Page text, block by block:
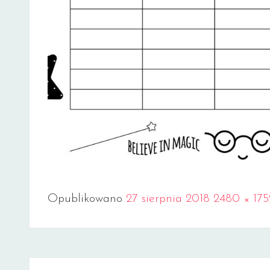
Opublikowano 27 sierpnia 2018 Full
2480 ×